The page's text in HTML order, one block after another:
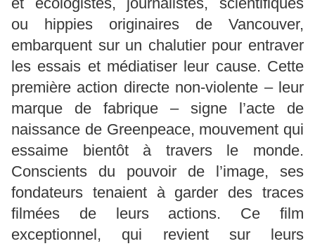
ou hippies originaires de Vancouver,
embarquent sur un chalutier pour entraver
les essais et médiatiser leur cause. Cette
première action directe non-violente – leur
marque de fabrique – signe l’acte de
naissance de Greenpeace, mouvement qui
essaime bientôt à travers le monde.
Conscients du pouvoir de l’image, ses
fondateurs tenaient à garder des traces
filmées de leurs actions. Ce film
exceptionnel, qui revient sur leurs